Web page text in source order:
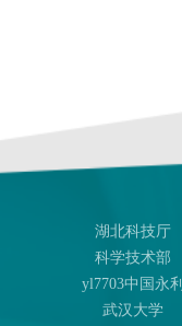
湖北科技厅
科学技术部
yl7703中国永利
武汉大学